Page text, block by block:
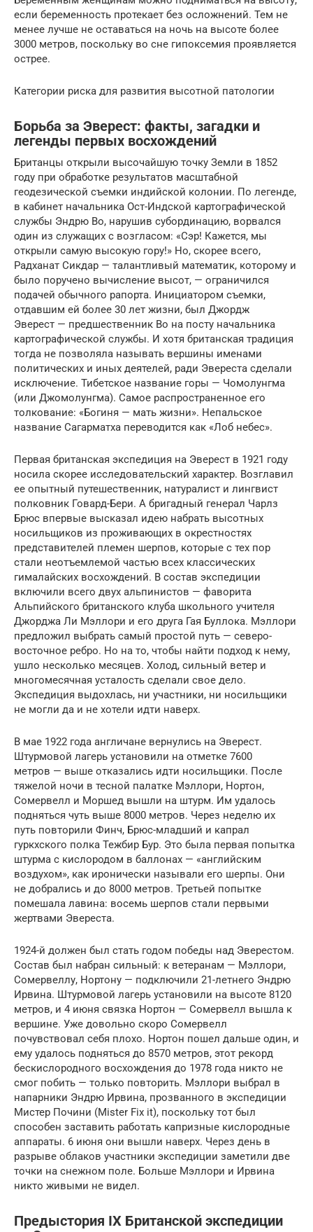
если беременность протекает без осложнений. Тем не
менее лучше не оставаться на ночь на высоте более
3000 метров, поскольку во сне гипоксемия проявляется
острее.
Категории риска для развития высотной патологии
Борьба за Эверест: факты, загадки и
легенды первых восхождений
Британцы открыли высочайшую точку Земли в 1852
году при обработке результатов масштабной
геодезической съемки индийской колонии. По легенде,
в кабинет начальника Ост-Индской картографической
службы Эндрю Во, нарушив субординацию, ворвался
один из служащих с возгласом: «Сэр! Кажется, мы
открыли самую высокую гору!» Но, скорее всего,
Радханат Сикдар — талантливый математик, которому и
было поручено вычисление высот, — ограничился
подачей обычного рапорта. Инициатором съемки,
отдавшим ей более 30 лет жизни, был Джордж
Эверест — предшественник Во на посту начальника
картографической службы. И хотя британская традиция
тогда не позволяла называть вершины именами
политических и иных деятелей, ради Эвереста сделали
исключение. Тибетское название горы — Чомолунгма
(или Джомолунгма). Самое распространенное его
толкование: «Богиня — мать жизни». Непальское
название Сагарматха переводится как «Лоб небес».
Первая британская экспедиция на Эверест в 1921 году
носила скорее исследовательский характер. Возглавил
ее опытный путешественник, натуралист и лингвист
полковник Говард-Бери. А бригадный генерал Чарлз
Брюс впервые высказал идею набрать высотных
носильщиков из проживающих в окрестностях
представителей племен шерпов, которые с тех пор
стали неотъемлемой частью всех классических
гималайских восхождений. В состав экспедиции
включили всего двух альпинистов — фаворита
Альпийского британского клуба школьного учителя
Джорджа Ли Мэллори и его друга Гая Буллока. Мэллори
предложил выбрать самый простой путь — северо-
восточное ребро. Но на то, чтобы найти подход к нему,
ушло несколько месяцев. Холод, сильный ветер и
многомесячная усталость сделали свое дело.
Экспедиция выдохлась, ни участники, ни носильщики
не могли да и не хотели идти наверх.
В мае 1922 года англичане вернулись на Эверест.
Штурмовой лагерь установили на отметке 7600
метров — выше отказались идти носильщики. После
тяжелой ночи в тесной палатке Мэллори, Нортон,
Сомервелл и Моршед вышли на штурм. Им удалось
подняться чуть выше 8000 метров. Через неделю их
путь повторили Финч, Брюс-младший и капрал
гуркхского полка Тежбир Бур. Это была первая попытка
штурма с кислородом в баллонах — «английским
воздухом», как иронически называли его шерпы. Они
не добрались и до 8000 метров. Третьей попытке
помешала лавина: восемь шерпов стали первыми
жертвами Эвереста.
1924-й должен был стать годом победы над Эверестом.
Состав был набран сильный: к ветеранам — Мэллори,
Сомервеллу, Нортону — подключили 21-летнего Эндрю
Ирвина. Штурмовой лагерь установили на высоте 8120
метров, и 4 июня связка Нортон — Сомервелл вышла к
вершине. Уже довольно скоро Сомервелл
почувствовал себя плохо. Нортон пошел дальше один, и
ему удалось подняться до 8570 метров, этот рекорд
бескислородного восхождения до 1978 года никто не
смог побить — только повторить. Мэллори выбрал в
напарники Эндрю Ирвина, прозванного в экспедиции
Мистер Почини (Mister Fix it), поскольку тот был
способен заставить работать капризные кислородные
аппараты. 6 июня они вышли наверх. Через день в
разрыве облаков участники экспедиции заметили две
точки на снежном поле. Больше Мэллори и Ирвина
никто живыми не видел.
Предыстория IX Британской экспедиции